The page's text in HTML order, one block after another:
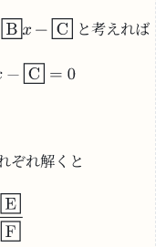
と考えれば
ぞれ解くと